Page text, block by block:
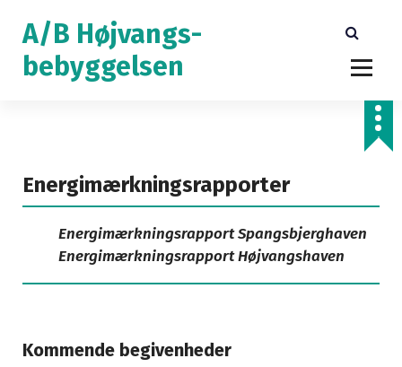
A/B Højvangs-
bebyggelsen
Energimærkningsrapporter
Energimærkningsrapport Spangsbjerghaven
Energimærkningsrapport Højvangshaven
Kommende begivenheder